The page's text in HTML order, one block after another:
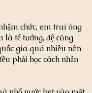
chức, em trai ông
là tể tướng, đệ cũng
gia quá nhiều nên
phải học cách nhẫn